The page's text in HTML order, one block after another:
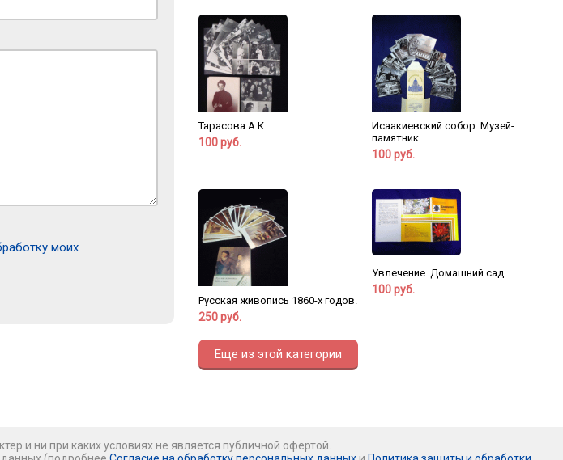
моих
Тарасова А.К.
100 руб.
Исаакиевский собор. Музей-
памятник.
100 руб.
Русская живопись 1860-х годов.
250 руб.
Увлечение. Домашний сад.
100 руб.
Еще из этой категории
и ни при каких условиях не является публичной офертой.